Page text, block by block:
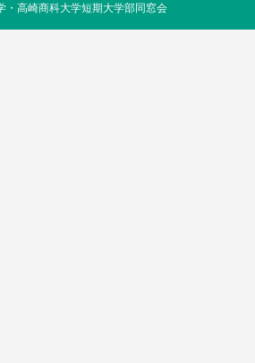
・高崎商科大学短期大学部同窓会